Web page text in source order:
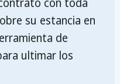
su estancia en
de
ultimar los